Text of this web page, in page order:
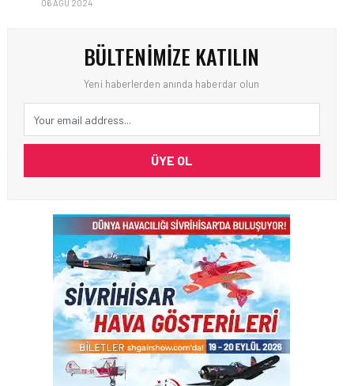
06 AĞU 2024
BÜLTENIMIZE KATILIN
Yeni haberlerden anında haberdar olun
ÜYE OL